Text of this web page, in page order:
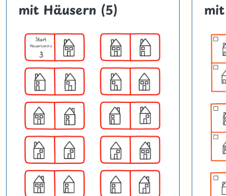
mit Häusern (5)